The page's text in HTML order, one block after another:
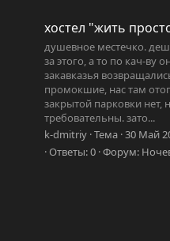
хостел "жить
душевное местечко.
за этого, а то по кач-ву
закавказья
промокшие, нас там
закрытой парковки нет,
требовательны. зато...
k-dmitriy Тема 30 Май
Ответы: 0 Форум: